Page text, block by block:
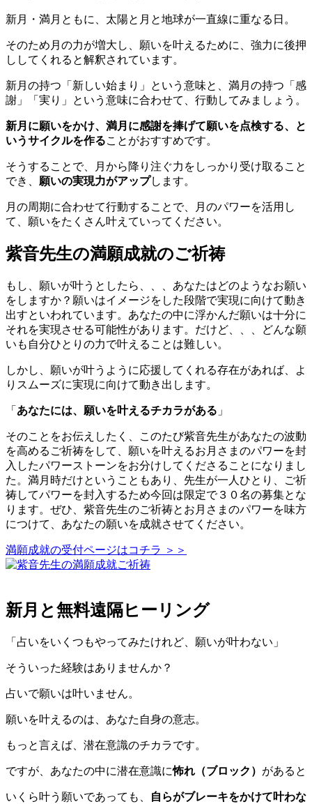
新月・満月ともに、太陽と月と地球が一直線に重なる日。
そのため月の力が増大し、願いを叶えるために、強力に後押
ししてくれると解釈されています。
新月の持つ「新しい始まり」という意味と、満月の持つ「感
謝」「実り」という意味に合わせて、行動してみましょう。
新月に願いをかけ、満月に感謝を捧げて願いを点検する、と
いうサイクルを作ることがおすすめです。
そうすることで、月から降り注ぐ力をしっかり受け取ること
でき、 願いの実現力がアップします。
月の周期に合わせて行動することで、月のパワーを活用し
て、願いをたくさん叶えていってください。
紫音先生の満願成就のご祈祷
もし、願いが叶うとしたら、、、あなたはどのようなお願い
をしますか？願いはイメージをした段階で実現に向けて動き
出すといわれています。あなたの中に浮かんだ願いは十分に
それを実現させる可能性があります。だけど、、、どんな願
いも自分ひとりの力で叶えることは難しい。
しかし、願いが叶うように応援してくれる存在があれば、よ
りスムーズに実現に向けて動き出します。
「 あなたには、願いを叶えるチカラがある 」
そのことをお伝えしたく、このたび紫音先生があなたの波動
を高めるご祈祷をして、願いを叶えるお月さまのパワーを封
入したパワーストーンをお分けしてくださることになりまし
た。満月時だけということもあり、先生が一人ひとり、ご祈
祷してパワーを封入するため今回は限定で３０名の募集とな
ります。ぜひ、紫音先生のご祈祷とお月さまのパワーを味方
につけて、あなたの願いを成就させてください。
満願成就の受付ページはコチラ ＞＞
新月と無料遠隔ヒーリング
「占いをいくつもやってみたけれど、願いが叶わない」
そういった経験はありませんか？
占いで願いは叶いません。
願いを叶えるのは、あなた自身の意志。
もっと言えば、潜在意識のチカラです。
ですが、あなたの中に潜在意識に怖れ（ブロック） があると
いくら叶う願いであっても、
自らがブレーキをかけて叶わな